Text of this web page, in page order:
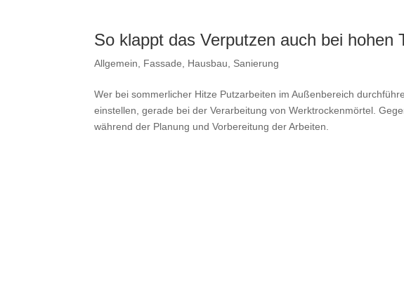
So klappt das Verputzen auch bei hohen
Allgemein, Fassade, Hausbau, Sanierung
Wer bei sommerlicher Hitze Putzarbeiten im Außenbereich
einstellen, gerade bei der Verarbeitung von Werktrockenmörtel.
während der Planung und Vorbereitung der Arbeiten.